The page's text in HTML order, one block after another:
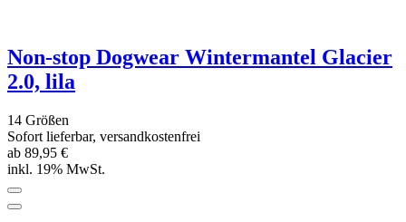
Sofort lieferbar, versandkostenfrei
ab 89,95 €
inkl. 19% MwSt.